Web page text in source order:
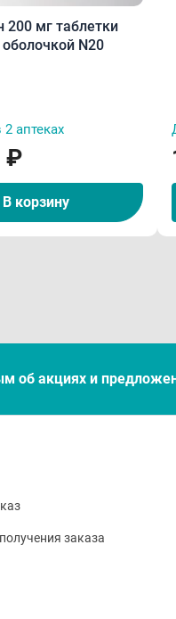
200 мг таблетки
N20
аптеках
₽
В корзину
об акцияx и
заказа